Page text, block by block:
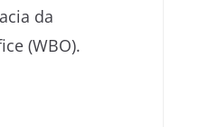
da
(WBO).